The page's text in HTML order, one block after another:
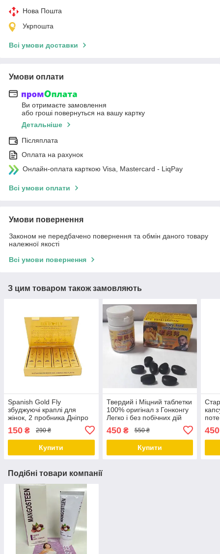
Нова Пошта
Укрпошта
Всі умови доставки
Умови оплати
Ви отримаєте замовлення
або гроші повернуться на вашу картку
Детальніше
Післяплата
Оплата на рахунок
Онлайн-оплата карткою Visa, Mastercard - LiqPay
Всі умови оплати
Умови повернення
Законом не передбачено повернення та обмін даного товару
належної якості
Всі умови повернення
З цим товаром також замовляють
Spanish Gold Fly
збуджуючі краплі для
жінок, 2 пробника Дніпро
150 ₴ 290 ₴
Купити
Твердий і Міцний таблетки
100% оригінал з Гонконгу
Легко і без побічних дій
450₴ 550 ₴
Купити
450
Подібні товари компанії